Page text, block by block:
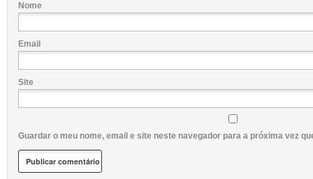
Nome
Email
Site
Guardar o meu nome, email e site neste navegador para a próxima vez